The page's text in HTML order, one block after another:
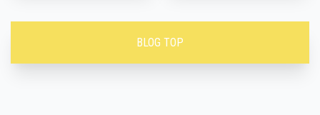
BLOG TOP